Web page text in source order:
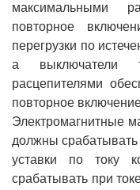
максимальными
повторное
перегрузки по
а выключатели
расцепителями
повторное
Электромагнитные
должны
уставки по току
срабатывать при